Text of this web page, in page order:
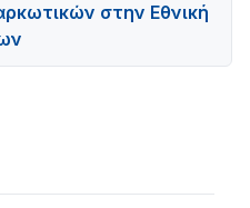
στην Εθνική